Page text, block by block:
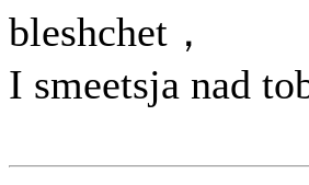
bleshchet，
I smeetsja nad